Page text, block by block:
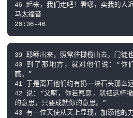
46 起来，我们走吧！看哪，卖我的人
马太福音
39 耶稣出来，照常往橄榄山去，门徒也
40 到了那地方，就对他们说：“你
惑。”
41 于是离开他们约有扔一块石头那么
42 说：“父啊，你若愿意，就把这杯
的意思，只要成就你的意思。”
43 有一位天使从天上显现，加添他的力